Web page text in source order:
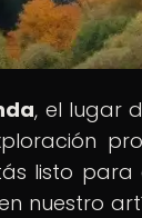
, el lugar
listo
nuestro